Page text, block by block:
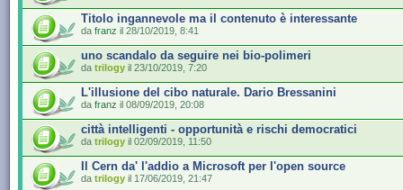
Titolo ingannevole ma il contenuto è interessante
da franz il 28/10/2019, 8:41
uno scandalo da seguire nei bio-polimeri
da trilogy il 23/10/2019, 7:20
L'illusione del cibo naturale. Dario Bressanini
da franz il 08/09/2019, 20:08
città intelligenti - opportunità e rischi democratici
da trilogy il 02/09/2019, 11:50
Il Cern da' l'addio a Microsoft per l'open source
da trilogy il 17/06/2019, 21:47